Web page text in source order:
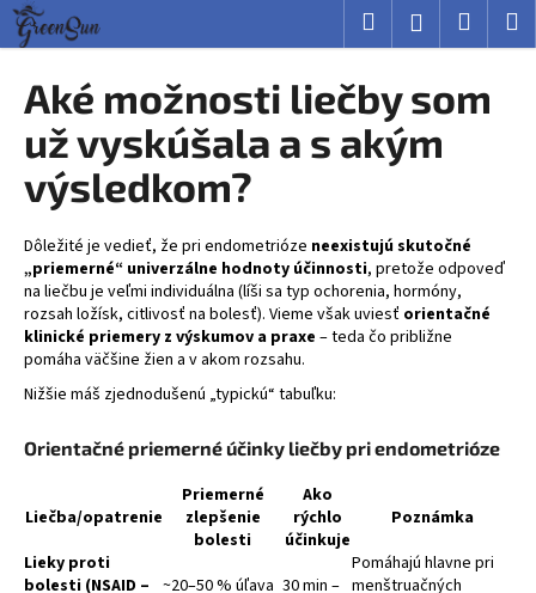
Prejsť
obsah
Hľadať Prihlásenie
Aké možnosti liečby som
už vyskúšala a s akým
výsledkom?
Dôležité je vedieť, že pri endometrióze neexistujú skutočné
„priemerné“ univerzálne hodnoty účinnosti, pretože odpoveď
na liečbu je veľmi individuálna (líši sa typ ochorenia, hormóny,
rozsah ložísk, citlivosť na bolesť). Vieme však uviesť orientačné
klinické priemery z výskumov a praxe – teda čo približne
pomáha väčšine žien a v akom rozsahu.
Nižšie máš zjednodušenú „typickú“ tabuľku:
Orientačné priemerné účinky liečby pri endometrióze
Liečba/opatrenie
Priemerné
zlepšenie
bolesti
Ako
rýchlo
účinkuje
Poznámka
Lieky proti
bolesti (NSAID – ~20–50 % úľava 30 min –
Pomáhajú hlavne pri
menštruačných
K
o
Č
o
p
t
r
e
b
u
j
e
e
á